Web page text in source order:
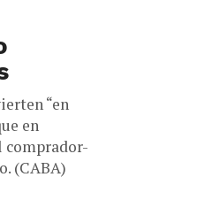
“en
en
comprador-
(CABA)